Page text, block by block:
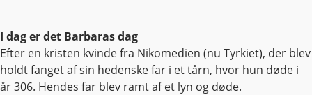
I dag er det Barbaras dag
Efter en kristen kvinde fra Nikomedien (nu Tyrkiet), der blev
holdt fanget af sin hedenske far i et tårn, hvor hun døde i
år 306. Hendes far blev ramt af et lyn og døde.